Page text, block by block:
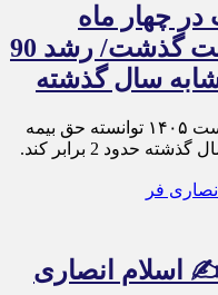
در چهار ماه
نخست امسال از 14.5 همت گذشت/ رشد 90
سال گذشته
ماناسپهر - بیمه ملت در چهار ماهه نخست ۱۴٠۵ توانسته حق بیمه
2 برابر کند.
✍️ اسلام انصاری